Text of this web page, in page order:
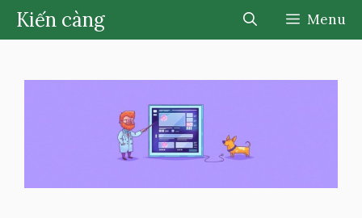
Chuyển
đến
dung
Kiến càng Menu